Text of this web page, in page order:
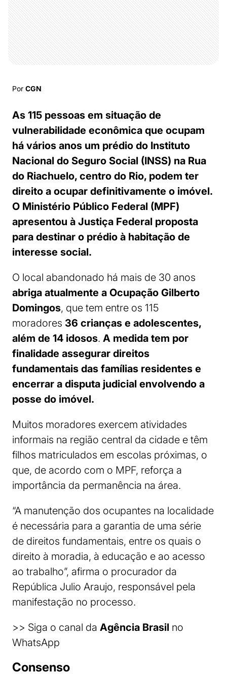
Por CGN
As 115 pessoas em situação de
vulnerabilidade econômica que ocupam
há vários anos um prédio do Instituto
Nacional do Seguro Social (INSS) na Rua
do Riachuelo, centro do Rio, podem ter
direito a ocupar definitivamente o imóvel.
O Ministério Público Federal (MPF)
apresentou à Justiça Federal proposta
para destinar o prédio à habitação de
interesse social.
O local abandonado há mais de 30 anos
abriga atualmente a Ocupação Gilberto
Domingos, que tem entre os 115
moradores 36 crianças e adolescentes,
além de 14 idosos. A medida tem por
finalidade assegurar direitos
fundamentais das famílias residentes e
encerrar a disputa judicial envolvendo a
posse do imóvel.
Muitos moradores exercem atividades
informais na região central da cidade e têm
filhos matriculados em escolas próximas, o
que, de acordo com o MPF, reforça a
importância da permanência na área.
“A manutenção dos ocupantes na localidade
é necessária para a garantia de uma série
de direitos fundamentais, entre os quais o
direito à moradia, à educação e ao acesso
ao trabalho”, afirma o procurador da
República Julio Araujo, responsável pela
manifestação no processo.
>> Siga o canal da Agência Brasil no
WhatsApp
Consenso